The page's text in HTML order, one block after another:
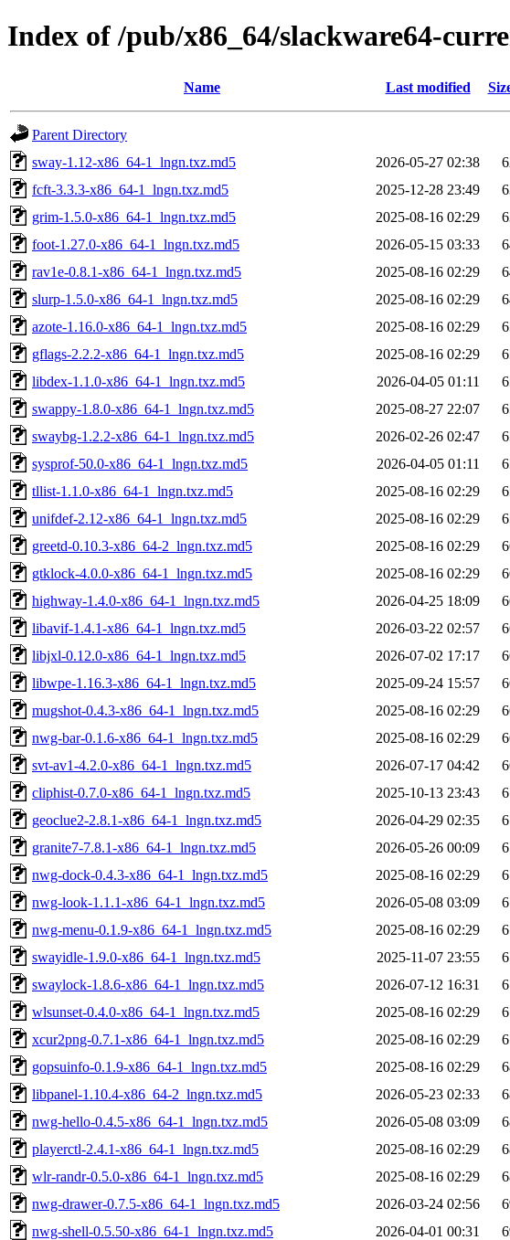
Index of /pub/x86_64/slackware64-
Name Last modified
Parent Directory
sway-1.12-x86_64-1_lngn.txz.md5
2026-05-27 02:38
fcft-3.3.3-x86_64-1_lngn.txz.md5
2025-12-28 23:49
grim-1.5.0-x86_64-1_lngn.txz.md5
2025-08-16 02:29
foot-1.27.0-x86_64-1_lngn.txz.md5
2026-05-15 03:33
rav1e-0.8.1-x86_64-1_lngn.txz.md5
2025-08-16 02:29
slurp-1.5.0-x86_64-1_lngn.txz.md5
2025-08-16 02:29
azote-1.16.0-x86_64-1_lngn.txz.md5
2025-08-16 02:29
gflags-2.2.2-x86_64-1_lngn.txz.md5
2025-08-16 02:29
libdex-1.1.0-x86_64-1_lngn.txz.md5
2026-04-05 01:11
swappy-1.8.0-x86_64-1_lngn.txz.md5
2025-08-27 22:07
swaybg-1.2.2-x86_64-1_lngn.txz.md5
2026-02-26 02:47
sysprof-50.0-x86_64-1_lngn.txz.md5
2026-04-05 01:11
tllist-1.1.0-x86_64-1_lngn.txz.md5
2025-08-16 02:29
unifdef-2.12-x86_64-1_lngn.txz.md5
2025-08-16 02:29
greetd-0.10.3-x86_64-2_lngn.txz.md5
2025-08-16 02:29
gtklock-4.0.0-x86_64-1_lngn.txz.md5
2025-08-16 02:29
highway-1.4.0-x86_64-1_lngn.txz.md5
2026-04-25 18:09
libavif-1.4.1-x86_64-1_lngn.txz.md5
2026-03-22 02:57
libjxl-0.12.0-x86_64-1_lngn.txz.md5
2026-07-02 17:17
libwpe-1.16.3-x86_64-1_lngn.txz.md5
2025-09-24 15:57
mugshot-0.4.3-x86_64-1_lngn.txz.md5
2025-08-16 02:29
nwg-bar-0.1.6-x86_64-1_lngn.txz.md5
2025-08-16 02:29
svt-av1-4.2.0-x86_64-1_lngn.txz.md5
2026-07-17 04:42
cliphist-0.7.0-x86_64-1_lngn.txz.md5
2025-10-13 23:43
geoclue2-2.8.1-x86_64-1_lngn.txz.md5
2026-04-29 02:35
granite7-7.8.1-x86_64-1_lngn.txz.md5
2026-05-26 00:09
nwg-dock-0.4.3-x86_64-1_lngn.txz.md5
2025-08-16 02:29
nwg-look-1.1.1-x86_64-1_lngn.txz.md5
2026-05-08 03:09
nwg-menu-0.1.9-x86_64-1_lngn.txz.md5
2025-08-16 02:29
swayidle-1.9.0-x86_64-1_lngn.txz.md5
2025-11-07 23:55
swaylock-1.8.6-x86_64-1_lngn.txz.md5
2026-07-12 16:31
wlsunset-0.4.0-x86_64-1_lngn.txz.md5
2025-08-16 02:29
xcur2png-0.7.1-x86_64-1_lngn.txz.md5
2025-08-16 02:29
gopsuinfo-0.1.9-x86_64-1_lngn.txz.md5
2025-08-16 02:29
libpanel-1.10.4-x86_64-2_lngn.txz.md5
2026-05-23 02:33
nwg-hello-0.4.5-x86_64-1_lngn.txz.md5
2026-05-08 03:09
playerctl-2.4.1-x86_64-1_lngn.txz.md5
2025-08-16 02:29
wlr-randr-0.5.0-x86_64-1_lngn.txz.md5
2025-08-16 02:29
nwg-drawer-0.7.5-x86_64-1_lngn.txz.md5
2026-03-24 02:56
nwg-shell-0.5.50-x86_64-1_lngn.txz.md5
2026-04-01 00:31